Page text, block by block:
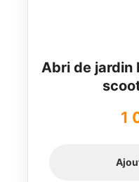
Abri de jardin
1